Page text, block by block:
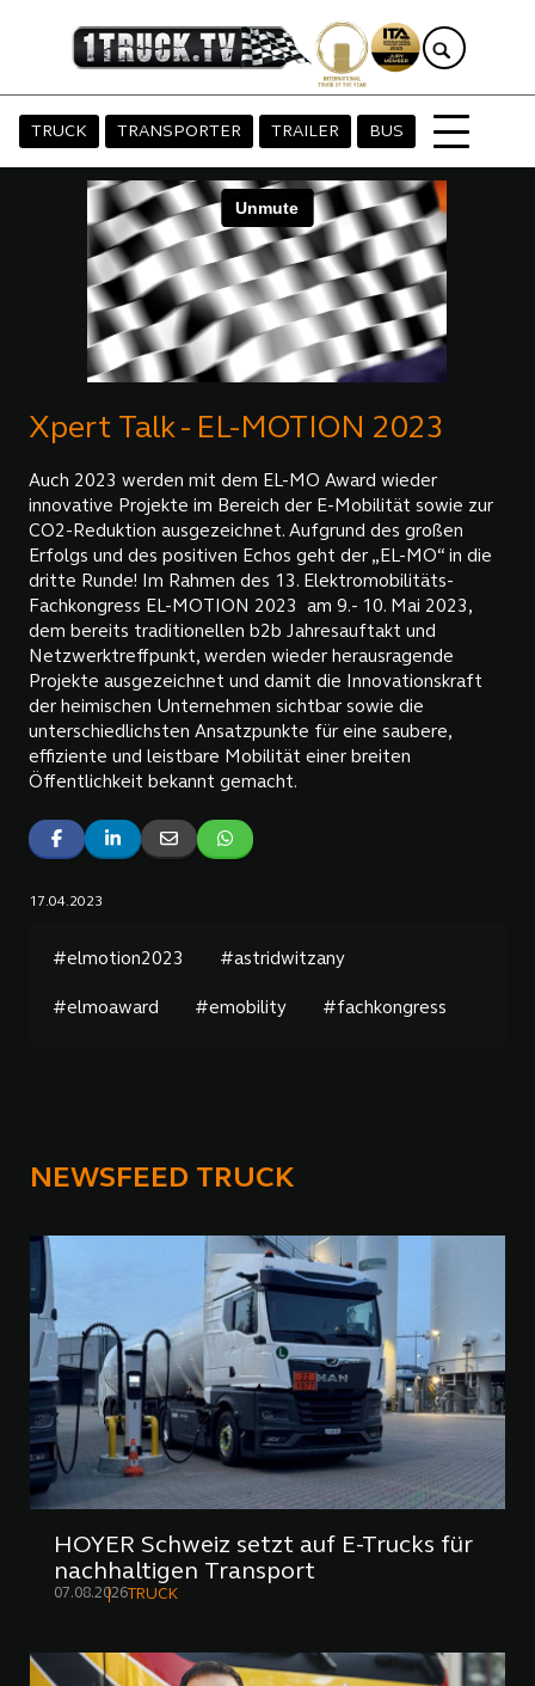
TRUCK TRANSPORTER TRAILER BUS
Xpert Talk - EL-MOTION 2023
Auch 2023 werden mit dem EL-MO Award wieder
innovative Projekte im Bereich der E-Mobilität sowie zur
CO2-Reduktion ausgezeichnet. Aufgrund des großen
Erfolgs und des positiven Echos geht der „EL-MO“ in die
dritte Runde! Im Rahmen des 13. Elektromobilitäts-
Fachkongress EL-MOTION 2023 am 9.- 10. Mai 2023,
dem bereits traditionellen b2b Jahresauftakt und
Netzwerktreffpunkt, werden wieder herausragende
Projekte ausgezeichnet und damit die Innovationskraft
der heimischen Unternehmen sichtbar sowie die
unterschiedlichsten Ansatzpunkte für eine saubere,
effiziente und leistbare Mobilität einer breiten
Öffentlichkeit bekannt gemacht.
17.04.2023
#elmotion2023 #astridwitzany
#elmoaward #emobility #fachkongress
NEWSFEED TRUCK
HOYER Schweiz setzt auf E-Trucks für
nachhaltigen Transport
07.08.2026 TRUCK